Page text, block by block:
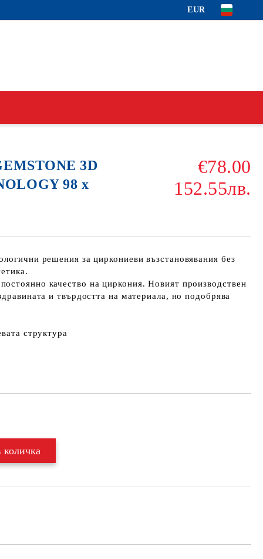
EUR
3D
98 x
€78.00
152.55лв.
решения за циркониеви възстановявания без
качество на циркония. Новият производствен
и твърдостта на материала, но подобрява
структура